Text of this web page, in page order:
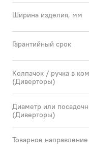
Ширина изделия, мм
Гарантийный срок
Колпачок / ручка в
(Диверторы)
Диаметр или
(Диверторы)
Товарное направление